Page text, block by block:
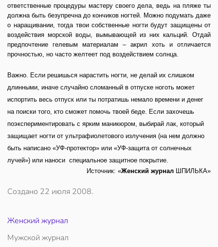
ответственные процедуры мастеру своего дела, ведь на пляже ты
должна быть безупречна до кончиков ногтей. Можно подумать даже
о наращивании, тогда твои собственные ногти будут защищены от
воздействия морской воды, вымывающей из них кальций. Отдай
предпочтение гелевым материалам – акрил хоть и отличается
прочностью, но часто желтеет под воздействием солнца.
Важно. Если решишься нарастить ногти, не делай их слишком
длинными, иначе случайно сломанный в отпуске ноготь может
испортить весь отпуск или ты потратишь немало времени и денег
на поиски того, кто сможет помочь твоей беде. Если захочешь
поэкспериментировать с ярким маникюром, выбирай лак, который
защищает ногти от ультрафиолетового излучения (на нем должно
быть написано «УФ-протектор» или «УФ-защита от солнечных
лучей») или наноси специальное защитное покрытие.
Источник: «Женский журнал ШПИЛЬКА»
Создано 22 июля 2008.
Женский журнал
Мужской журнал